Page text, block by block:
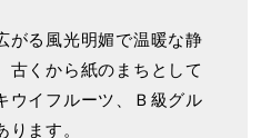
がる風光明媚で温暖な静
古くから紙のまちとして
ウイフルーツ、Ｂ級グル
ます。